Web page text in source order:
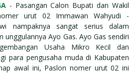
- Pasangan Calon Bupati dan Wakil
urut 02 Immawan Wahyudi -
nampaknya sangat serius dalam
unggulannya Ayo Gas. Ayo Gas sendiri
Usaha Mikro Kecil dan
para pengusaha muda di Kabupaten
awal ini, Paslon nomer urut 02 ini